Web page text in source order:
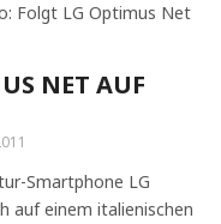
Folgt LG Optimus Net
NET AUF
Smartphone LG
auf einem italienischen